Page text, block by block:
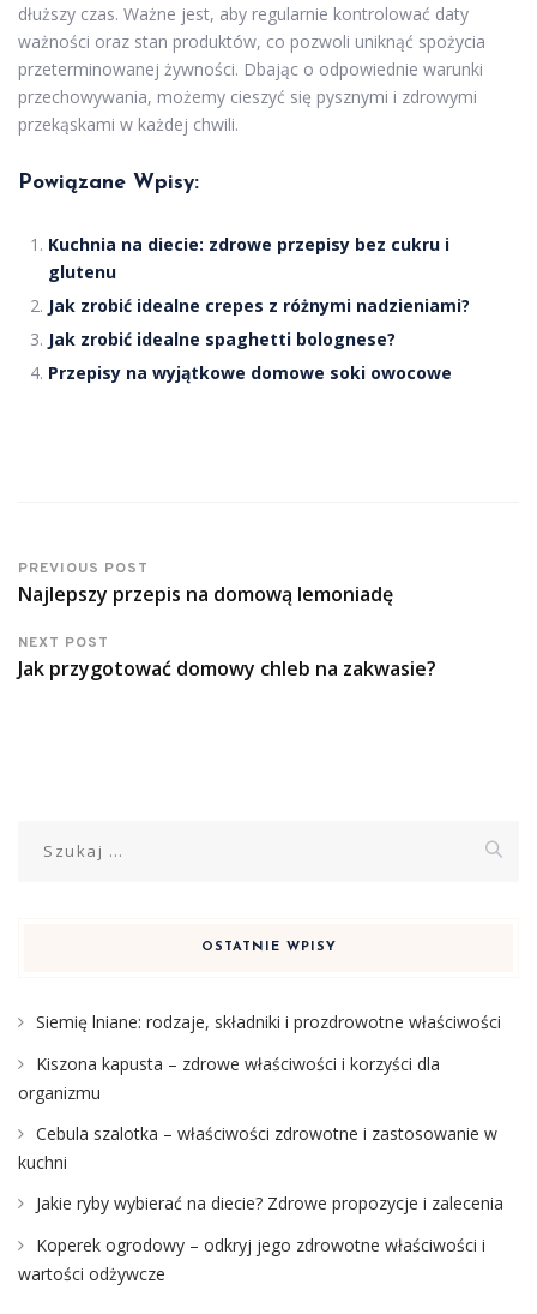
dłuższy czas. Ważne jest, aby regularnie kontrolować daty
ważności oraz stan produktów, co pozwoli uniknąć spożycia
przeterminowanej żywności. Dbając o odpowiednie warunki
przechowywania, możemy cieszyć się pysznymi i zdrowymi
przekąskami w każdej chwili.
Powiązane Wpisy:
Kuchnia na diecie: zdrowe przepisy bez cukru i
glutenu
Jak zrobić idealne crepes z różnymi nadzieniami?
Jak zrobić idealne spaghetti bolognese?
Przepisy na wyjątkowe domowe soki owocowe
PREVIOUS POST
Najlepszy przepis na domową lemoniadę
NEXT POST
Jak przygotować domowy chleb na zakwasie?
OSTATNIE WPISY
Siemię lniane: rodzaje, składniki i prozdrowotne właściwości
Kiszona kapusta – zdrowe właściwości i korzyści dla
organizmu
Cebula szalotka – właściwości zdrowotne i zastosowanie w
kuchni
Jakie ryby wybierać na diecie? Zdrowe propozycje i zalecenia
Koperek ogrodowy – odkryj jego zdrowotne właściwości i
wartości odżywcze